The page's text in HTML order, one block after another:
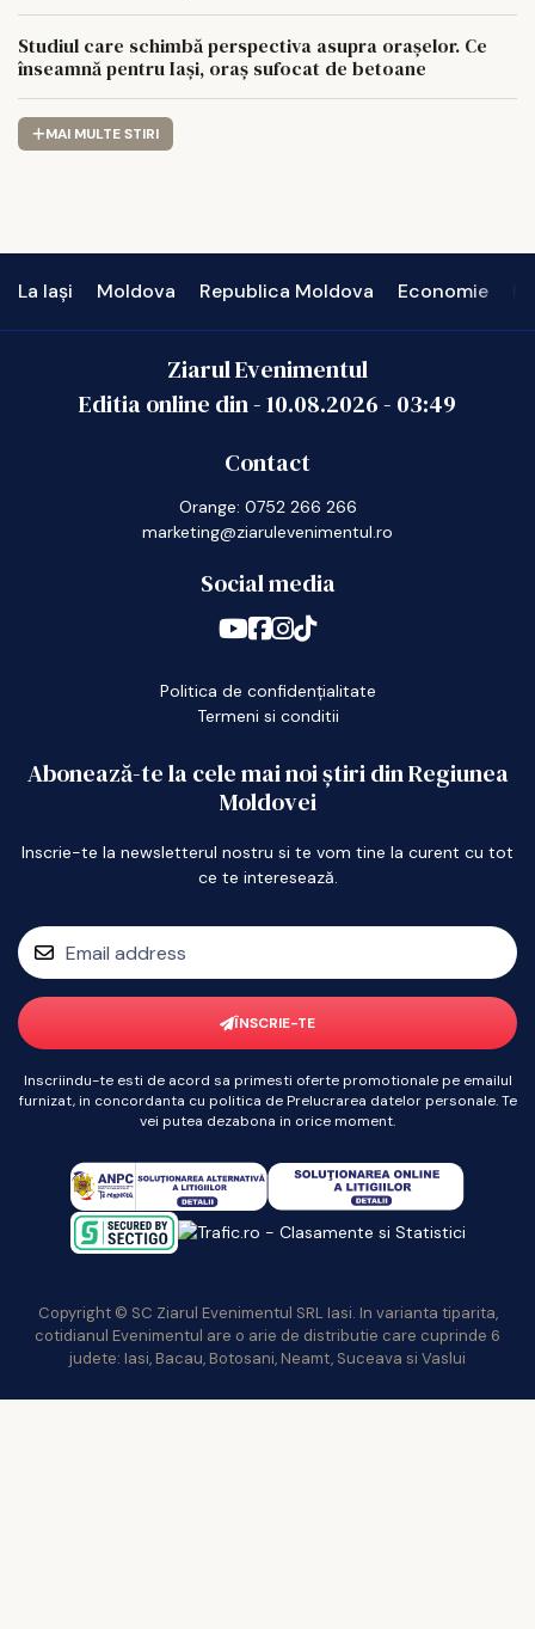
Studiul care schimbă perspectiva asupra orașelor. Ce
înseamnă pentru Iași, oraș sufocat de betoane
MAI MULTE STIRI
La Iași Moldova Republica Moldova Economie
Ziarul Evenimentul
Editia online din -10.08.2026- 03:49
Contact
Orange: 0752 266 266
marketing@ziarulevenimentul.ro
Social media
Politica de confidențialitate
Termeni si conditii
Abonează-te la cele mai noi știri din Regiunea
Moldovei
Inscrie-te la newsletterul nostru si te vom tine la curent cu tot
ce te interesează.
ÎNSCRIE-TE
Inscriindu-te esti de acord sa primesti oferte promotionale pe emailul
furnizat, in concordanta cu politica de Prelucrarea datelor personale. Te
vei putea dezabona in orice moment.
Copyright © SC Ziarul Evenimentul SRL Iasi. In varianta tiparita,
cotidianul Evenimentul are o arie de distributie care cuprinde 6
judete: Iasi, Bacau, Botosani, Neamt, Suceava si Vaslui